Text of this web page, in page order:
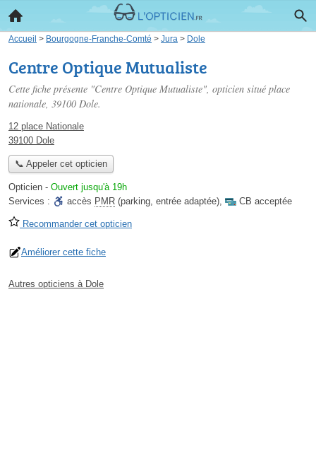
Accueil > Bourgogne-Franche-Comté > Jura > Dole
Centre Optique Mutualiste
Cette fiche présente "Centre Optique Mutualiste", opticien situé place
nationale, 39100 Dole.
12 place Nationale
39100 Dole
📞 Appeler cet opticien
Opticien - Ouvert jusqu'à 19h
Services :
accès PMR (parking, entrée adaptée), CB acceptée
Recommander cet opticien
Améliorer cette fiche
Autres opticiens à Dole